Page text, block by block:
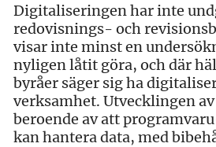
Digitaliseringen har inte
redovisnings- och
visar inte minst en
nyligen låtit göra, och där
byråer säger sig ha
verksamhet. Utvecklingen
beroende av att
kan hantera data, med